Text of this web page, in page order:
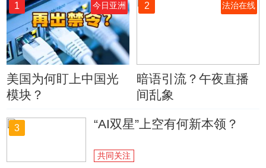
1 今日亚洲
美国为何盯上中国光
模块？
2 法治在线
暗语引流？午夜直播
间乱象
3 “AI双星”上空有何新本领？
共同关注